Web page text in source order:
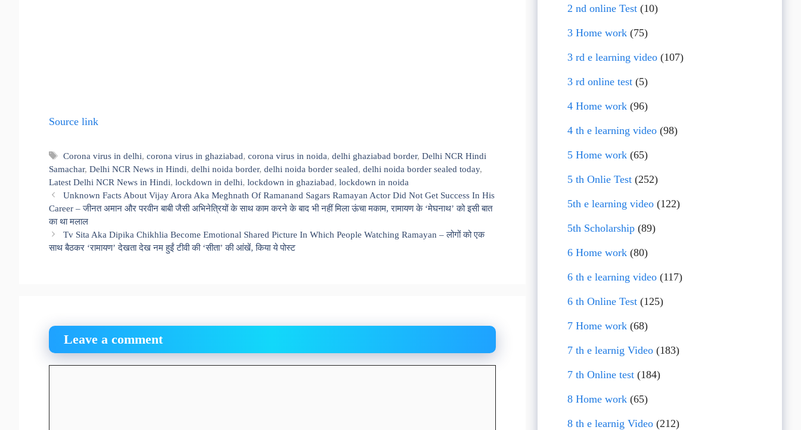
Source link
Tags
Corona virus in delhi,corona virus in ghaziabad,corona virus in noida,delhi ghaziabad border,Delhi NCR Hindi
Samachar, Delhi NCR News in Hindi, delhi noida border, delhi noida border sealed, delhi noida border sealed today,
Latest Delhi NCR News in Hindi, lockdown in delhi, lockdown in ghaziabad, lockdown in noida
Unknown Facts About Vijay Arora Aka Meghnath Of Ramanand Sagars Ramayan Actor Did Not Get Success In His
Career – जीनत अमान और परवीन बाबी जैसी अभिनेत्रियों के साथ काम करने के बाद भी नहीं मिला ऊंचा मकाम, रामायण के ‘मेघनाथ’ को इसी बात
का था मलाल
Tv Sita Aka Dipika Chikhlia Become Emotional Shared Picture In Which People Watching Ramayan – लोगों को एक
साथ बैठकर ‘रामायण’ देखता देख नम हुईं टीवी की ‘सीता’ की आंखें, किया ये पोस्ट
Leave a comment
2 nd online Test (10)
3 Home work (75)
3 rd e learning video (107)
3 rd online test (5)
4 Home work (96)
4 th e learning video (98)
5 Home work (65)
5 th Onlie Test (252)
5th e learning video (122)
5th Scholarship (89)
6 Home work (80)
6 th e learning video (117)
6 th Online Test (125)
7 Home work (68)
7 th e learnig Video (183)
7 th Online test (184)
8 Home work (65)
8 th e learnig Video (212)